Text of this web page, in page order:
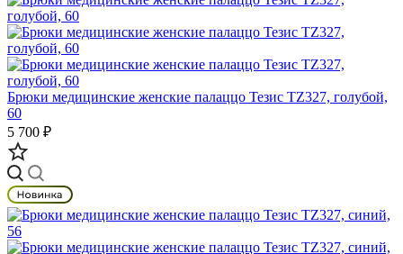
Брюки медицинские женские палаццо Тезис TZ327, голубой,
60
5 700 ₽